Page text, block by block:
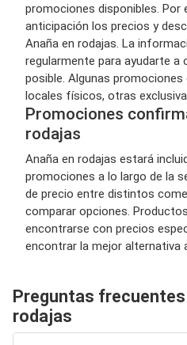
promociones disponibles. Por
anticipación los precios y
Anaña en rodajas. La
regularmente para ayudarte a
posible. Algunas
locales físicos, otras
Promociones
rodajas
Anaña en rodajas estará
promociones a lo largo de la
de precio entre distintos
comparar opciones.
encontrarse con precios
encontrar la mejor alternativa
Preguntas
rodajas